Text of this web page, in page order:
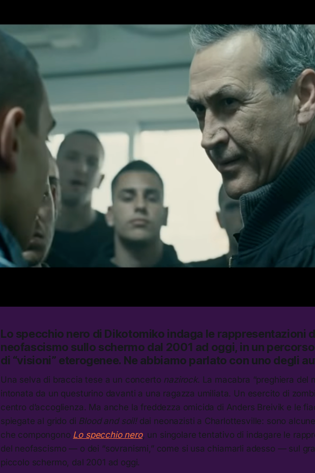
Lo specchio nero di Dikotomiko indaga le rappresentazioni
neofascismo sullo schermo dal 2001 ad oggi, in un
di “visioni” eterogenee. Ne abbiamo parlato con uno degli
Una selva di braccia tese a un concerto nazirock. La macabra “preghiera del
intonata da un questurino davanti a una ragazza umiliata. Un esercito di
centro d’accoglienza. Ma anche la freddezza omicida di Anders Breivik e le
spiegate al grido di Blood and soil! dai neonazisti a Charlottesville: sono
che compongono Lo specchio nero, un singolare tentativo di indagare le
del neofascismo — o dei “sovranismi,” come si usa chiamarli adesso — sul
piccolo schermo, dal 2001 ad oggi.